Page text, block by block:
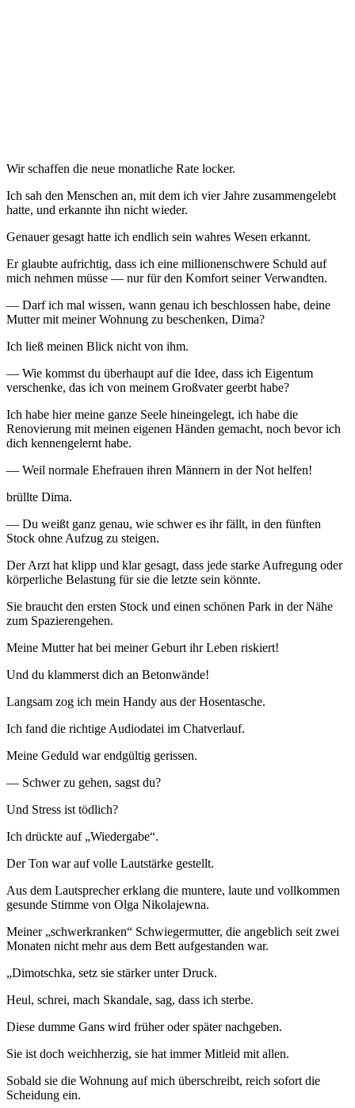
Wir schaffen die neue monatliche Rate locker.
Ich sah den Menschen an, mit dem ich vier Jahre zusammengelebt
hatte, und erkannte ihn nicht wieder.
Genauer gesagt hatte ich endlich sein wahres Wesen erkannt.
Er glaubte aufrichtig, dass ich eine millionenschwere Schuld auf
mich nehmen müsse — nur für den Komfort seiner Verwandten.
— Darf ich mal wissen, wann genau ich beschlossen habe, deine
Mutter mit meiner Wohnung zu beschenken, Dima?
Ich ließ meinen Blick nicht von ihm.
— Wie kommst du überhaupt auf die Idee, dass ich Eigentum
verschenke, das ich von meinem Großvater geerbt habe?
Ich habe hier meine ganze Seele hineingelegt, ich habe die
Renovierung mit meinen eigenen Händen gemacht, noch bevor ich
dich kennengelernt habe.
— Weil normale Ehefrauen ihren Männern in der Not helfen!
brüllte Dima.
— Du weißt ganz genau, wie schwer es ihr fällt, in den fünften
Stock ohne Aufzug zu steigen.
Der Arzt hat klipp und klar gesagt, dass jede starke Aufregung oder
körperliche Belastung für sie die letzte sein könnte.
Sie braucht den ersten Stock und einen schönen Park in der Nähe
zum Spazierengehen.
Meine Mutter hat bei meiner Geburt ihr Leben riskiert!
Und du klammerst dich an Betonwände!
Langsam zog ich mein Handy aus der Hosentasche.
Ich fand die richtige Audiodatei im Chatverlauf.
Meine Geduld war endgültig gerissen.
— Schwer zu gehen, sagst du?
Und Stress ist tödlich?
Ich drückte auf „Wiedergabe“.
Der Ton war auf volle Lautstärke gestellt.
Aus dem Lautsprecher erklang die muntere, laute und vollkommen
gesunde Stimme von Olga Nikolajewna.
Meiner „schwerkranken“ Schwiegermutter, die angeblich seit zwei
Monaten nicht mehr aus dem Bett aufgestanden war.
„Dimotschka, setz sie stärker unter Druck.
Heul, schrei, mach Skandale, sag, dass ich sterbe.
Diese dumme Gans wird früher oder später nachgeben.
Sie ist doch weichherzig, sie hat immer Mitleid mit allen.
Sobald sie die Wohnung auf mich überschreibt, reich sofort die
Scheidung ein.